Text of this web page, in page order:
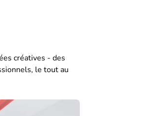
créatives - des
le tout au